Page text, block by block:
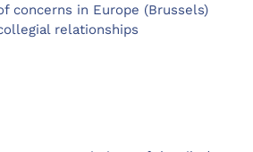
concerns in Europe (Brussels)
relationships